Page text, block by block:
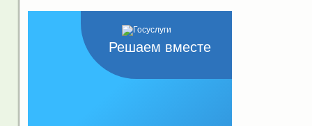
Решаем вместе